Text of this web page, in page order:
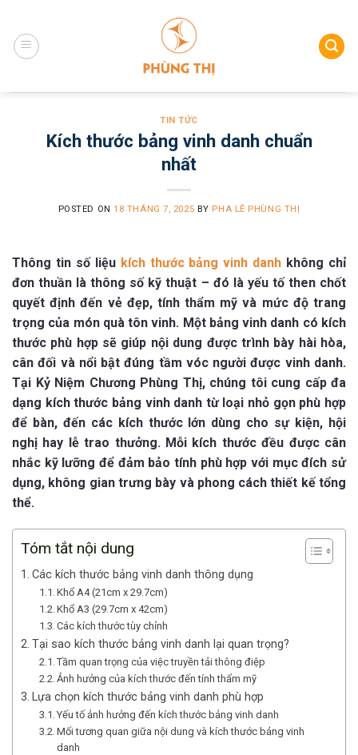
content
TIN TỨC
Kích thước bảng vinh danh chuẩn
nhất
POSTED ON 18 THÁNG 7, 2025 BY PHA LÊ PHÙNG THỊ
Thông tin số liệu kích thước bảng vinh danh không chỉ
đơn thuần là thông số kỹ thuật – đó là yếu tố then chốt
quyết định đến vẻ đẹp, tính thẩm mỹ và mức độ trang
trọng của món quà tôn vinh. Một bảng vinh danh có kích
thước phù hợp sẽ giúp nội dung được trình bày hài hòa,
cân đối và nổi bật đúng tầm vóc người được vinh danh.
Tại Kỷ Niệm Chương Phùng Thị, chúng tôi cung cấp đa
dạng kích thước bảng vinh danh từ loại nhỏ gọn phù hợp
để bàn, đến các kích thước lớn dùng cho sự kiện, hội
nghị hay lễ trao thưởng. Mỗi kích thước đều được cân
nhắc kỹ lưỡng để đảm bảo tính phù hợp với mục đích sử
dụng, không gian trưng bày và phong cách thiết kế tổng
thể.
Tóm tắt nội dung
Các kích thước bảng vinh danh thông dụng
Khổ A4 (21cm x 29.7cm)
Khổ A3 (29.7cm x 42cm)
Các kích thước tùy chỉnh
Tại sao kích thước bảng vinh danh lại quan trọng?
Tầm quan trọng của việc truyền tải thông điệp
Ảnh hưởng của kích thước đến tính thẩm mỹ
Lựa chọn kích thước bảng vinh danh phù hợp
Yếu tố ảnh hưởng đến kích thước bảng vinh danh
Mối tương quan giữa nội dung và kích thước bảng vinh
danh